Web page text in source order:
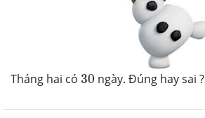
Tháng hai có 30
30 ngày. Đúng hay sai ?